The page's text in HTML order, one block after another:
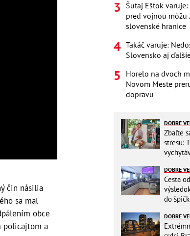
čin násilia
sa mal
obce
policajtom a
Šutaj Eštok
pred vojnou môžu
slovenské hranice
Takáč varuje:
Slovensko aj
Horelo na dvoch
Novom Meste
dopravu
DOBRE
Zbaľte
stresu:
DOBRE
Cesta
do
DOBRE